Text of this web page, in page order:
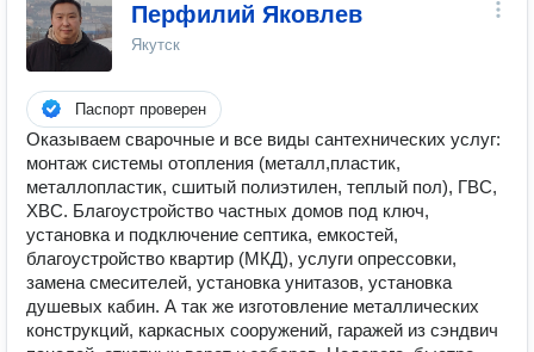
Перфилий Яковлев
Якутск
Паспорт проверен
Оказываем сварочные и все виды сантехнических услуг:
монтаж системы отопления (металл,пластик,
металлопластик, сшитый полиэтилен, теплый пол), ГВС,
ХВС. Благоустройство частных домов под ключ,
установка и подключение септика, емкостей,
благоустройство квартир (МКД), услуги опрессовки,
замена смесителей, установка унитазов, установка
душевых кабин. А так же изготовление металлических
конструкций, каркасных сооружений, гаражей из сэндвич